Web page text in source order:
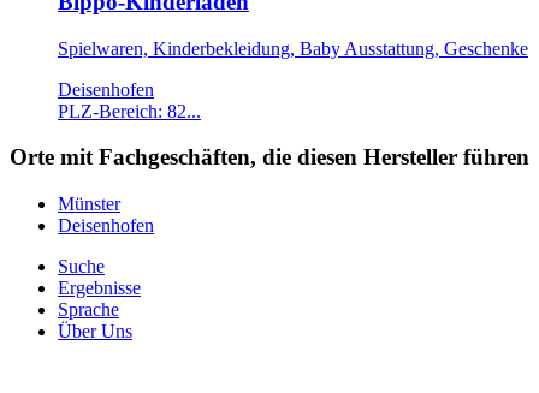
Spielwaren, Kinderbekleidung, Baby Ausstattung, Geschenke
Deisenhofen
PLZ-Bereich: 82...
Orte mit Fachgeschäften, die diesen Hersteller führen
Münster
Deisenhofen
Suche
Ergebnisse
Sprache
Über Uns